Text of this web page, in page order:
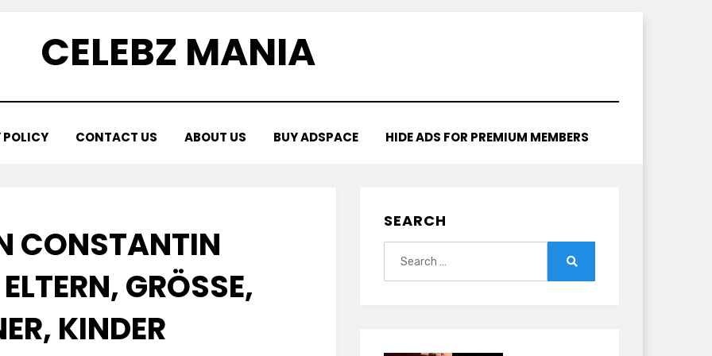
CELEBZ MANIA
CONTACT US ABOUT US BUY ADSPACE HIDE ADS FOR PREMIUM MEMBERS
CONSTANTIN
GRÖSSE, P
KINDER
SEARCH